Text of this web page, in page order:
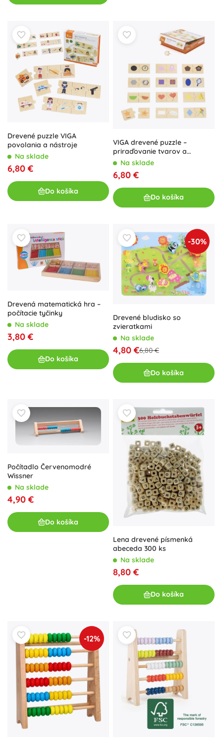
Drevené puzzle VIGA
povolania a nástroje
Na sklade
6,80 €
Do košíka
VIGA drevené puzzle –
priraďovanie tvarov a
predmetov
Na sklade
6,80 €
Do košíka
Drevená matematická hra –
počítacie tyčinky
Na sklade
3,80 €
Do košíka
-30%
Drevené bludisko so
zvieratkami
Na sklade
4,80 €6,80 €
Do košíka
Počítadlo Červenomodré
Wissner
Na sklade
4,90 €
Do košíka
Lena drevené písmenká
abeceda 300 ks
Na sklade
8,80 €
Do košíka
-12%